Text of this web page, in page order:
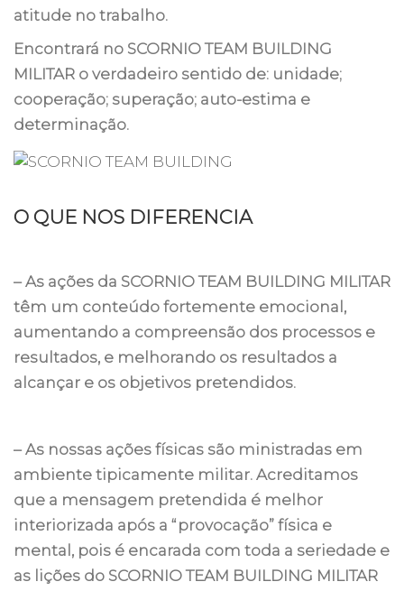
atitude no trabalho.
Encontrará no SCORNIO TEAM BUILDING
MILITAR o verdadeiro sentido de: unidade;
cooperação; superação; auto-estima e
determinação.
O QUE NOS DIFERENCIA
– As ações da SCORNIO TEAM BUILDING MILITAR
têm um conteúdo fortemente emocional,
aumentando a compreensão dos processos e
resultados, e melhorando os resultados a
alcançar e os objetivos pretendidos.
– As nossas ações físicas são ministradas em
ambiente tipicamente militar. Acreditamos
que a mensagem pretendida é melhor
interiorizada após a “provocação” física e
mental, pois é encarada com toda a seriedade e
as lições do SCORNIO TEAM BUILDING MILITAR